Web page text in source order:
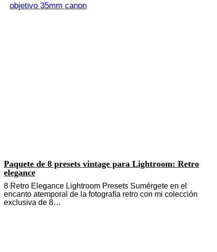
objetivo 35mm canon
Paquete de 8 presets vintage para Lightroom: Retro
elegance
8 Retro Elegance Lightroom Presets Sumérgete en el
encanto atemporal de la fotografía retro con mi colección
exclusiva de 8…